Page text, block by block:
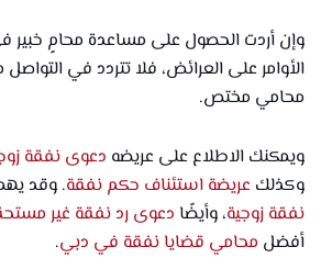
وإن أردت الحصول على مساعدة محامٍ خبير
الأوامر على العرائض، فلا تتردد في
محامي مختص.
ويمكنك الاطلاع على عريضه دعوى نفقة
وكذلك عريضة استئناف حكم نفقة. وقد
نفقة زوجية، وأيضًا دعوى رد نفقة غير
أفضل محامي قضايا نفقة في دبي.